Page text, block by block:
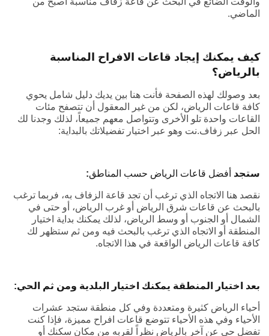
الماضي.
كيف يمكنك إيجاد قاعات الافراح المناسبة
بالرياض؟
بعد وصولك لهذه الصفحة فأنت هنا بين يديك دليل شامل يحوي
كافة قاعات الرياض، لكن من غير المعقول أن تتصفح مئات
القاعات واحدة تلو الأخرى وتتواصل معهم جميعاً، لذلك وجدنا لك
الحل عبر زفاف.نت وهو عبر اختيار تفضيلاتك بالبداية:
ستجد أفضل قاعات الرياض حسب المناطق:
نقصد هنا الاتجاه الذي ترغب أن تجد قاعة الزفاف به، فربما ترغب
بالبحث عن قاعات شرق الرياض أو غرب الرياض، أو حتى في
الشمال أو الجنوب أو وسط الرياض، لذلك يمكنك بداية اختيار
المنطقة أو الاتجاه الذي ترغب بالبحث فيه ومن ثم ستظهر لك
كافة قاعات الرياض الواقعة في هذا الاتجاه.
بعد اختيار المنطقة يمكنك اختيار البلدية ومن ثم الحي:
أحياء الرياض كثيرة ومتعددة وفي كل منطقة ستجد عشرات
الأحياء وفي هذه الأحياء تتوضع قاعات افراح مميزة، فإذا كنت
تفضل حي عن آخر بالرياض نظراً لقربه من مكان سكنك أو